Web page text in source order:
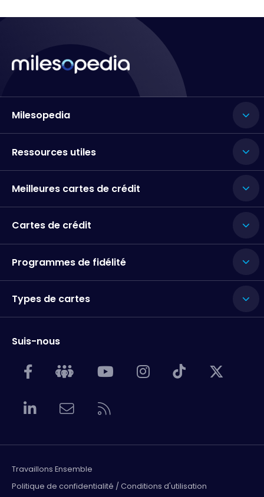
Milesopedia
Ressources utiles
Meilleures cartes de crédit
Cartes de crédit
Programmes de fidélité
Types de cartes
Suis-nous
Travaillons Ensemble
Politique de confidentialité / Conditions d'utilisation